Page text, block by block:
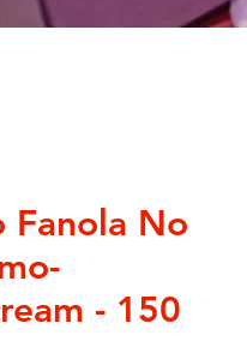
Fanola No
- 150